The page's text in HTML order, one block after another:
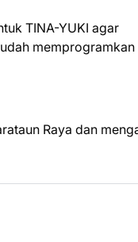
TINA-YUKI agar
memprogramkan
Raya dan